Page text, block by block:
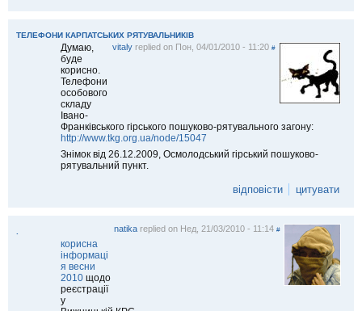
ТЕЛЕФОНИ КАРПАТСЬКИХ РЯТУВАЛЬНИКІВ
vitalyreplied on Пон, 04/01/2010 - 11:20 #
Думаю,
буде
корисно.
Телефони
особового
складу
Івано-
Франківського гірського пошуково-рятувального загону:
http://www.tkg.org.ua/node/15047
Знімок від 26.12.2009, Осмолодський гірський пошуково-
рятувальний пункт.
відповісти цитувати
natikareplied on Нед, 21/03/2010 - 11:14 #
корисна
інформаці
я весни
2010 щодо
реєстрації
у